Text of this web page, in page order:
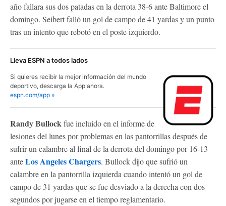
año fallara sus dos patadas en la derrota 38-6 ante Baltimore el
domingo. Seibert falló un gol de campo de 41 yardas y un punto
tras un intento que rebotó en el poste izquierdo.
Lleva ESPN a todos lados
Si quieres recibir la mejor información del mundo
deportivo, descarga la App ahora.
espn.com/app »
Randy Bullockfue incluido en el informe de
lesiones del lunes por problemas en las pantorrillas después de
sufrir un calambre al final de la derrota del domingo por 16-13
anteLos Angeles Chargers. Bullock dijo que sufrió un
calambre en la pantorrilla izquierda cuando intentó un gol de
campo de 31 yardas que se fue desviado a la derecha con dos
segundos por jugarse en el tiempo reglamentario.